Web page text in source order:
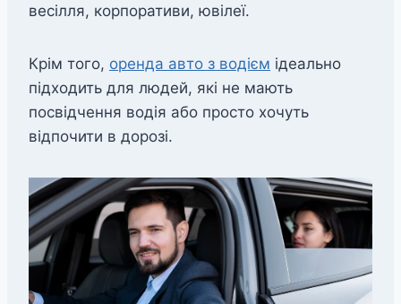
весілля, корпоративи, ювілеї.
Крім того, оренда авто з водiєм ідеально
підходить для людей, які не мають
посвідчення водія або просто хочуть
відпочити в дорозі.